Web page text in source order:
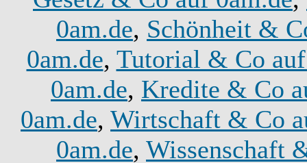
0am.de, Schönheit &
0am.de, Tutorial & Co
0am.de, Kredite & Co
0am.de, Wirtschaft & Co
0am.de, Wissenschaft